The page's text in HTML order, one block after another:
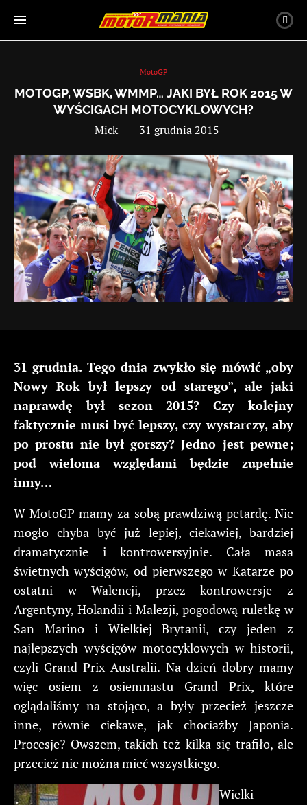
MotoGP
MOTOGP, WSBK, WMMP… JAKI BYŁ ROK 2015 W
WYŚCIGACH MOTOCYKLOWYCH?
-Mick 31 grudnia 2015
31 grudnia. Tego dnia zwykło się mówić „oby
Nowy Rok był lepszy od starego”, ale jaki
naprawdę był sezon 2015? Czy kolejny
faktycznie musi być lepszy, czy wystarczy, aby
po prostu nie był gorszy? Jedno jest pewne;
pod wieloma względami będzie zupełnie
inny…
W MotoGP mamy za sobą prawdziwą petardę. Nie
mogło chyba być już lepiej, ciekawiej, bardziej
dramatycznie i kontrowersyjnie. Cała masa
świetnych wyścigów, od pierwszego w Katarze po
ostatni w Walencji, przez kontrowersje z
Argentyny, Holandii i Malezji, pogodową ruletkę w
San Marino i Wielkiej Brytanii, czy jeden z
najlepszych wyścigów motocyklowych w historii,
czyli Grand Prix Australii. Na dzień dobry mamy
więc osiem z osiemnastu Grand Prix, które
oglądaliśmy na stojąco, a były przecież jeszcze
inne, równie ciekawe, jak chociażby Japonia.
Procesje? Owszem, takich też kilka się trafiło, ale
przecież nie można mieć wszystkiego.
Wielki